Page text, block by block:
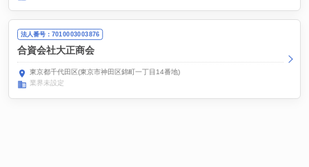
法人番号：7010003003876
合資会社大正商会
東京都千代田区(東京市神田区錦町一丁目14番地)
業界未設定